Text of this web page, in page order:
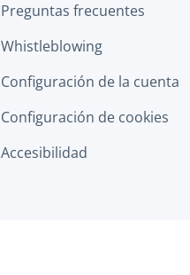
Preguntas frecuentes
Whistleblowing
Configuración de la cuenta
Configuración de cookies
Accesibilidad